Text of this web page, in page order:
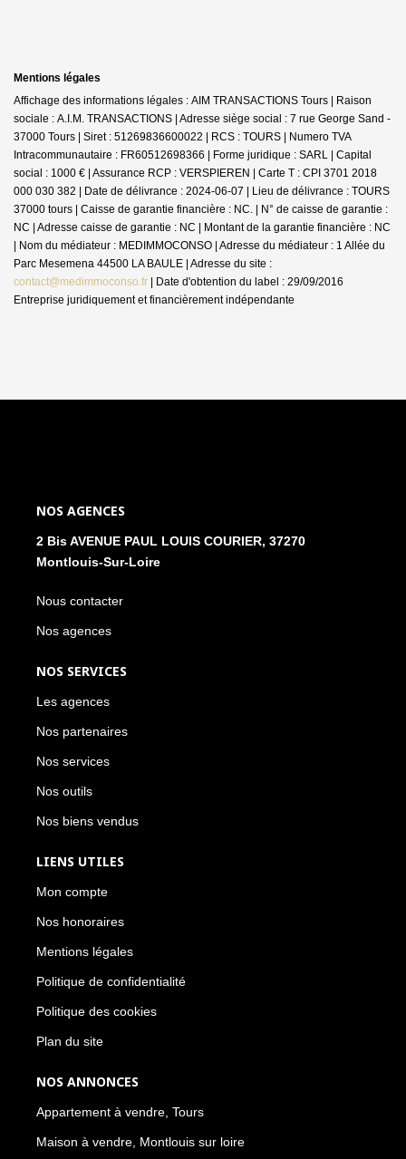
Mentions légales
Affichage des informations légales : AIM TRANSACTIONS Tours | Raison
sociale : A.I.M. TRANSACTIONS | Adresse siège social : 7 rue George Sand -
37000 Tours | Siret : 51269836600022 | RCS : TOURS | Numero TVA
Intracommunautaire : FR60512698366 | Forme juridique : SARL | Capital
social : 1000 € | Assurance RCP : VERSPIEREN | Carte T : CPI 3701 2018
000 030 382 | Date de délivrance : 2024-06-07 | Lieu de délivrance : TOURS
37000 tours | Caisse de garantie financière : NC. | N° de caisse de garantie :
NC | Adresse caisse de garantie : NC | Montant de la garantie financière : NC
| Nom du médiateur : MEDIMMOCONSO | Adresse du médiateur : 1 Allée du
Parc Mesemena 44500 LA BAULE | Adresse du site :
contact@medimmoconso.fr | Date d'obtention du label : 29/09/2016
Entreprise juridiquement et financièrement indépendante
NOS AGENCES
2 Bis AVENUE PAUL LOUIS COURIER, 37270
Montlouis-Sur-Loire
Nous contacter
Nos agences
NOS SERVICES
Les agences
Nos partenaires
Nos services
Nos outils
Nos biens vendus
LIENS UTILES
Mon compte
Nos honoraires
Mentions légales
Politique de confidentialité
Politique des cookies
Plan du site
NOS ANNONCES
Appartement à vendre, Tours
Maison à vendre, Montlouis sur loire